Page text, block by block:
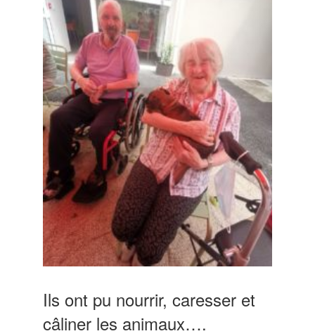
Ils ont pu nourrir, caresser et
câliner les animaux….